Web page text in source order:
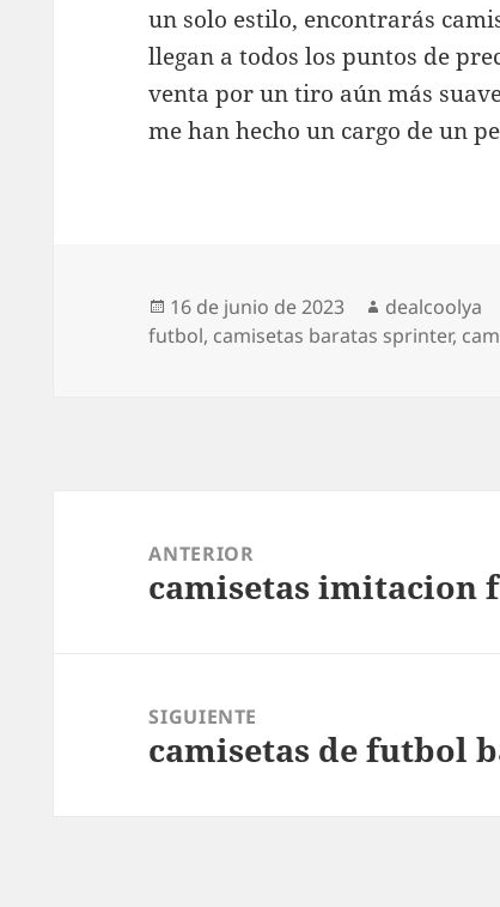
un solo estilo, encontrarás
llegan a todos los puntos de
venta por un tiro aún más
me han hecho un cargo de un
Publicado
el
16 de junio de 2023 Autor
dealcoolya
futbol, camisetas baratas sprinter,
entradas
ANTERIOR
Entrada
camisetas imitacion
SIGUIENTE
Entrada
camisetas de futbol